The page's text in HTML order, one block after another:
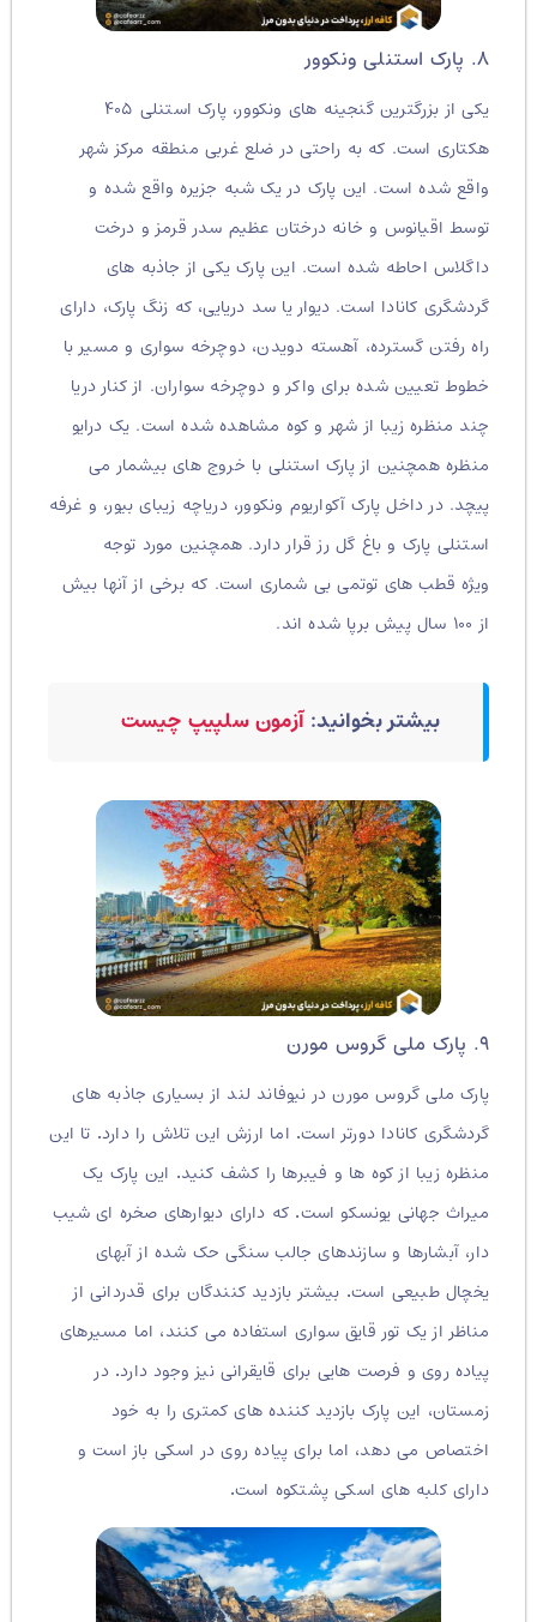
یکی از بزرگترین گنجینه های ونکوور، پارک استنلی ۴۰۵
هکتاری است. که به راحتی در ضلع غربی منطقه مرکز شهر
واقع شده است. این پارک در یک شبه جزیره واقع شده و
توسط اقیانوس و خانه درختان عظیم سدر قرمز و درخت
داگلاس احاطه شده است. این پارک یکی از جاذبه های
گردشگری کانادا است. دیوار یا سد دریایی، که زنگ پارک، دارای
راه رفتن گسترده، آهسته دویدن، دوچرخه سواری و مسیر با
خطوط تعیین شده برای واکر و دوچرخه سواران. از کنار دریا
چند منظره زیبا از شهر و کوه مشاهده شده است. یک درایو
منظره همچنین از پارک استنلی با خروج های بیشمار می
پیچد. در داخل پارک آکواریوم ونکوور، دریاچه زیبای بیور، و غرفه
استنلی پارک و باغ گل رز قرار دارد. همچنین مورد توجه
ویژه قطب های توتمی بی شماری است. که برخی از آنها بیش
بیشتر بخوانید:آزمون سلپیپ چیست
پارک ملی گروس مورن در نیوفاند لند از بسیاری جاذبه های
گردشگری کانادا دورتر است .اما ارزش این تلاش را دارد. تا این
منظره زیبا از کوه ها و فیبرها را کشف کنید .این پارک یک
میراث جهانی یونسکو است .که دارای دیوارهای صخره ای شیب
دار، آبشارها و سازندهای جالب سنگی حک شده از آبهای
یخچال طبیعی است .بیشتر بازدید کنندگان برای قدردانی از
مناظر از یک تور قایق سواری استفاده می کنند، اما مسیرهای
پیاده روی و فرصت هایی برای قایقرانی نیز وجود دارد. در
زمستان، این پارک بازدید کننده های کمتری را به خود
اختصاص می دهد، اما برای پیاده روی در اسکی باز است و
دارای کلبه های اسکی پشتکوه است .